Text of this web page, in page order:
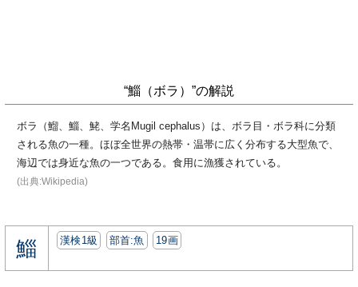
“鯔（ボラ）”の解説
ボラ（鰡、鯔、鮱、学名Mugil cephalus）は、ボラ目・ボラ科に分類
される魚の一種。ほぼ全世界の熱帯・温帯に広く分布する大型魚で、
海辺では身近な魚の一つである。食用に漁獲されている。
(出典:Wikipedia)
鯔 漢検1級 部首:⿂ 19画